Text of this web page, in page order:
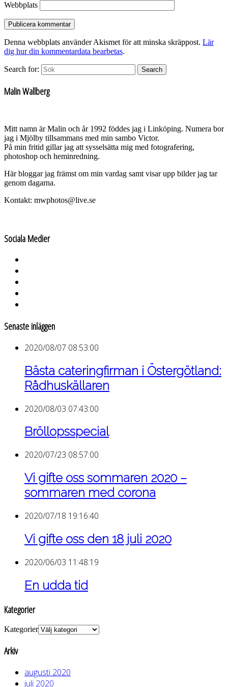
Webbplats
Denna webbplats använder Akismet för att minska skräppost. Lär
dig hur din kommentardata bearbetas.
Search for: Search
Malin Wallberg
Mitt namn är Malin och år 1992 föddes jag i Linköping. Numera bor
jag i Mjölby tillsammans med min sambo Victor.
På min fritid gillar jag att sysselsätta mig med fotografering,
photoshop och heminredning.
Här bloggar jag främst om min vardag samt visar upp bilder jag tar
genom dagarna.
Kontakt: mwphotos@live.se
Sociala Medier
Senaste inläggen
2020/08/07 08:53:00
Bästa cateringfirman i Östergötland:
Rådhuskällaren
2020/08/03 07:43:00
Bröllopsspecial
2020/07/23 08:57:00
Vi gifte oss sommaren 2020 –
sommaren med corona
2020/07/18 19:16:40
Vi gifte oss den 18 juli 2020
2020/06/03 11:48:19
En udda tid
Kategorier
Kategorier
Arkiv
augusti 2020
juli 2020